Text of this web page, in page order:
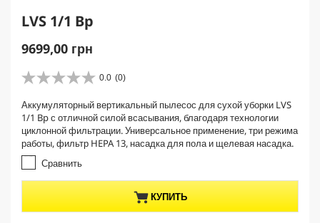
LVS 1/1 Bp
C
r
e
n
t
p
r
o
d
9699,00 грн
0.0 (0)
0
0
и
з
5
в
е
д
Аккумуляторный вертикальный пылесос для сухой уборки LVS
1/1 Bp с отличной силой всасывания, благодаря технологии
циклонной фильтрации. Универсальное применение, три режима
работы, фильтр HEPA 13, насадка для пола и щелевая насадка.
Сравнить
КУПИТЬ